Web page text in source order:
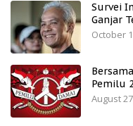
Survei
Ganjar
October
Pemilu
August